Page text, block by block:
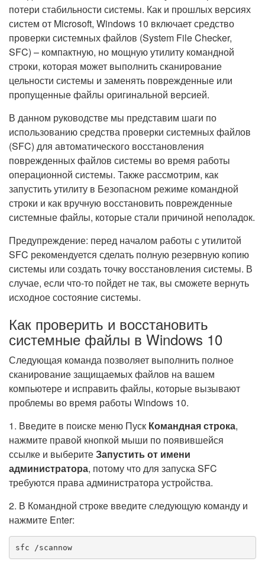
потери стабильности системы. Как и прошлых версиях
систем от Microsoft, Windows 10 включает средство
проверки системных файлов (System File Checker,
SFC) – компактную, но мощную утилиту командной
строки, которая может выполнить сканирование
цельности системы и заменять поврежденные или
пропущенные файлы оригинальной версией.
В данном руководстве мы представим шаги по
использованию средства проверки системных файлов
(SFC) для автоматического восстановления
поврежденных файлов системы во время работы
операционной системы. Также рассмотрим, как
запустить утилиту в Безопасном режиме командной
строки и как вручную восстановить поврежденные
системные файлы, которые стали причиной неполадок.
Предупреждение: перед началом работы с утилитой
SFC рекомендуется сделать полную резервную копию
системы или создать точку восстановления системы. В
случае, если что-то пойдет не так, вы сможете вернуть
исходное состояние системы.
Как проверить и восстановить
системные файлы в Windows 10
Следующая команда позволяет выполнить полное
сканирование защищаемых файлов на вашем
компьютере и исправить файлы, которые вызывают
проблемы во время работы Windows 10.
1. Введите в поиске меню Пуск Командная строка,
нажмите правой кнопкой мыши по появившейся
ссылке и выберитеЗапустить от имени
администратора, потому что для запуска SFC
требуются права администратора устройства.
2. В Командной строке введите следующую команду и
нажмите Enter:
sfc /scannow